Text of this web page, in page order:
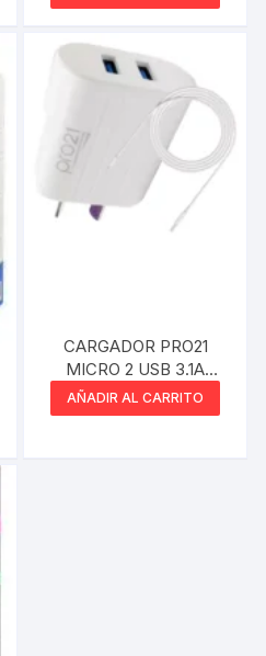
CARGADOR PRO21
MICRO 2 USB 3.1A
CABLE SEPARADO
BLANCO
AÑADIR AL CARRITO